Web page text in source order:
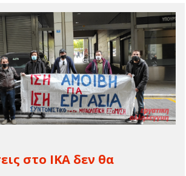
στο ΙΚΑ δεν θα